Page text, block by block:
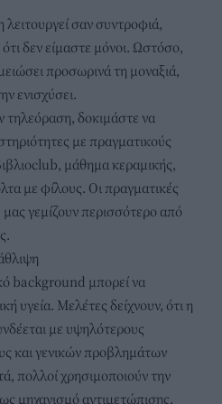
σαν συντροφιά,
δεν είμαστε μόνοι. Ωστόσο,
προσωρινά τη μοναξιά,
ενισχύσει.
τηλεόραση, δοκιμάστε να
με πραγματικούς
μάθημα κεραμικής,
με φίλους. Οι πραγματικές
γεμίζουν περισσότερο από
background μπορεί να
υγεία. Μελέτες δείχνουν, ότι η
με υψηλότερους
και γενικών προβλημάτων
πολλοί χρησιμοποιούν την
μηχανισμό αντιμετώπισης.